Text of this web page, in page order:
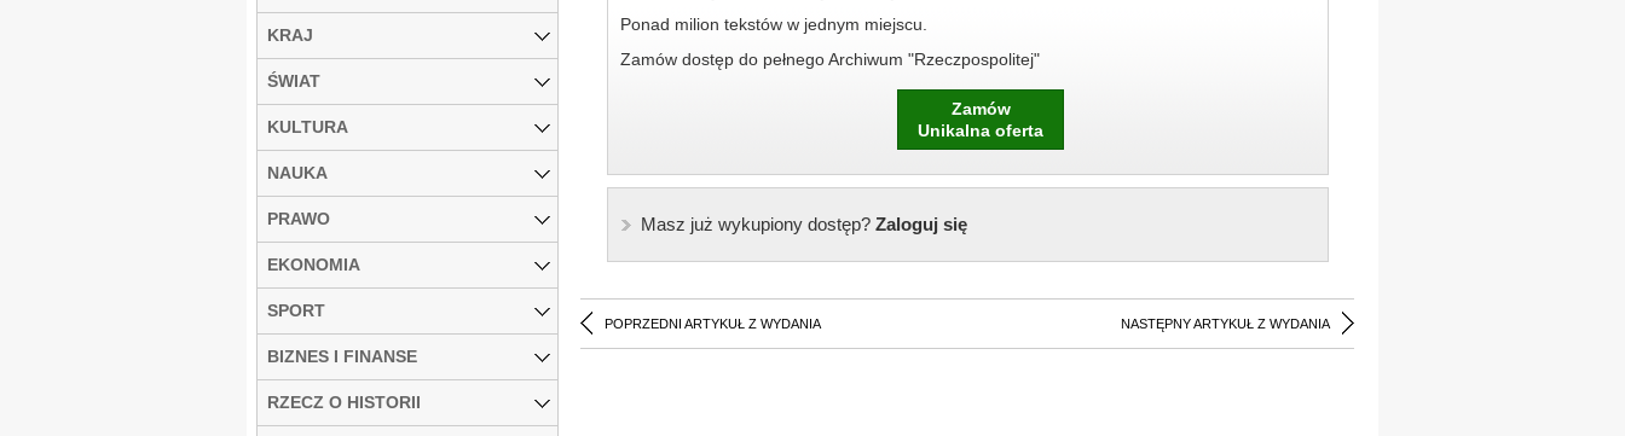
Ponad milion tekstów w jednym miejscu.
Zamów dostęp do pełnego Archiwum "Rzeczpospolitej"
Zamów
Unikalna oferta
Masz już wykupiony dostęp?Zaloguj się
POPRZEDNI ARTYKUŁ Z WYDANIA NASTĘPNY ARTYKUŁ Z WYDANIA
KRAJ
ŚWIAT
KULTURA
NAUKA
PRAWO
EKONOMIA
SPORT
BIZNES I FINANSE
RZECZ O HISTORII